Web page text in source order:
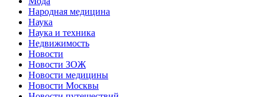
Народная медицина
Наука
Наука и техника
Недвижимость
Новости
Новости ЗОЖ
Новости медицины
Новости Москвы